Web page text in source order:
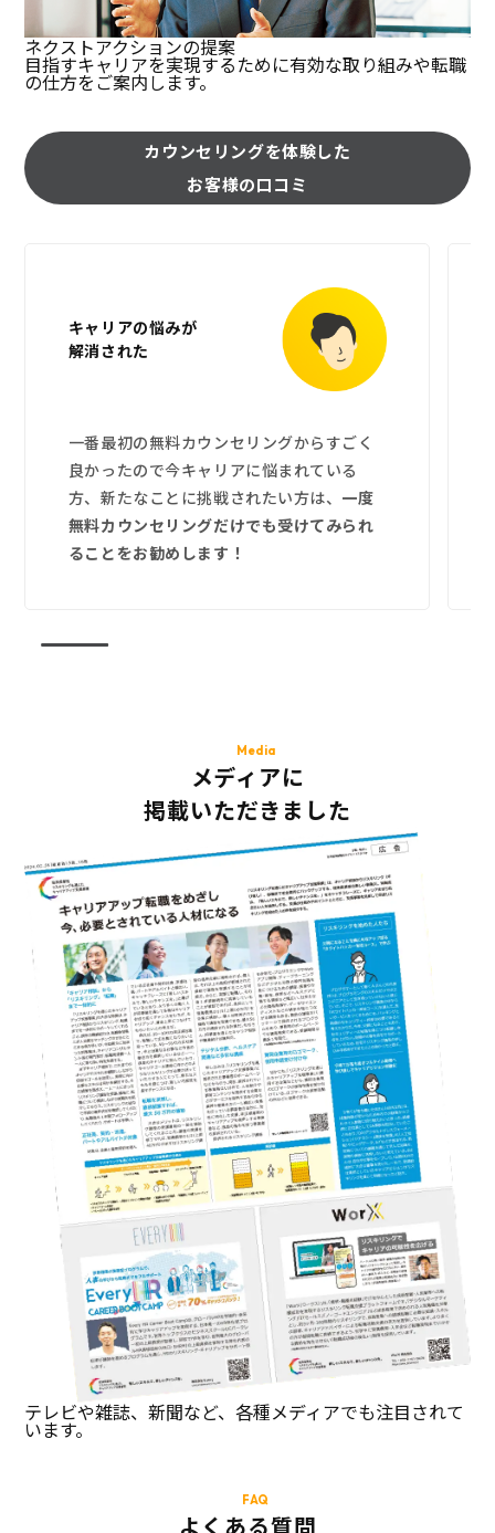
ネクストアクションの提案
目指すキャリアを実現するために有効な取り組みや転職
の仕方をご案内します。
カウンセリングを体験した
お客様の口コミ
キャリアの悩みが
解消された
一番最初の無料カウンセリングからすごく
良かったので今キャリアに悩まれている
方、新たなことに挑戦されたい方は、 一度
無料カウンセリングだけでも受けてみられ
ることをお勧めします！
Media
メディアに
掲載いただきました
テレビや雑誌、新聞など、各種メディアでも注目されて
います。
FAQ
よくある質問